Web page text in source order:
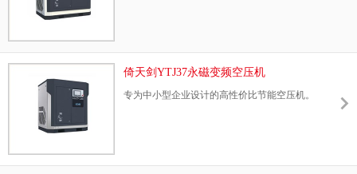
倚天剑YTJ37永磁变频空压机
专为中小型企业设计的高性价比节能空压机。